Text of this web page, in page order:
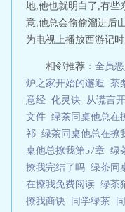
地,他也就明白了,有些
意,他总会偷偷溜进后
为电视上播放西游记
相邻推荐： 全员
炉之家开始的邂逅 茶
意经 化灵诀 从谎言
文件 绿茶同桌他总在
祁 绿茶同桌他总在撩
桌他总撩我第57章 绿
撩我完结了吗 绿茶同
在撩我免费阅读 绿茶
撩我商诀
同学绿茶